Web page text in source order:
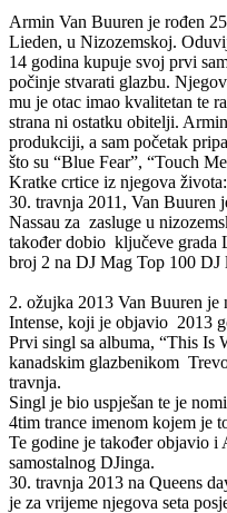
Armin Van Buuren je rođen
Lieden, u Nizozemskoj.
14 godina kupuje svoj prvi
počinje stvarati glazbu.
mu je otac imao kvalitetan te
strana ni ostatku obitelji.
produkciji, a sam početak
što su “Blue Fear”, “Touch
Kratke crtice iz njegova života:
30. travnja 2011, Van Buuren
Nassau za zasluge u
također dobio ključeve grada
broj 2 na DJ Mag Top 100 DJ
2. ožujka 2013 Van Buuren
Intense, koji je objavio 2013
Prvi singl sa albuma, “This Is
kanadskim glazbenikom
travnja.
Singl je bio uspješan te je
4tim trance imenom kojem je
Te godine je također objavio i
samostalnog DJinga.
30. travnja 2013 na Queens
je za vrijeme njegova seta